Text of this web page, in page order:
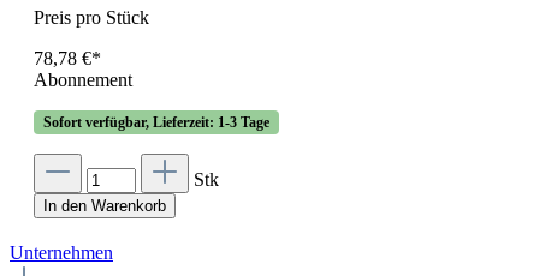
Preis pro Stück
78,78 €*
Abonnement
Sofort verfügbar, Lieferzeit: 1-3 Tage
Stk
In den Warenkorb
Unternehmen